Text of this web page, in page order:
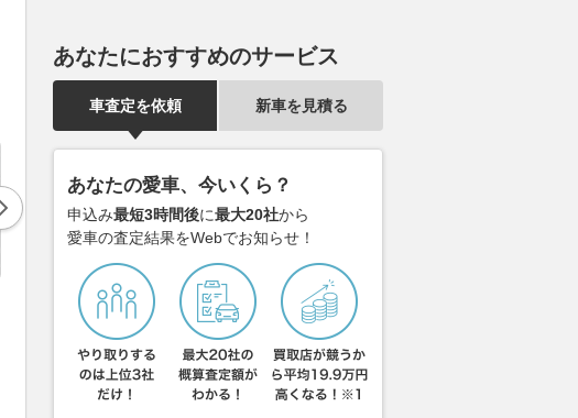
陸上兵器メーカーが艦艇に本格
参入!? 重火力な「次世代万能
フリゲート」を考案！ 北米に
アピール開始
乗りものニュース
アウディ新型「A6スポーツバ
ック e-tron」で東京から京都
へ 往復1000km級ロングランで
見えた最新EVの実力とは
2026.08.07 くるまのニュース
あなたにおすすめのサービス
車査定を依頼 新車を見積る
あなたの愛車、今いくら？
申込み最短3時間後に最大20社から
愛車の査定結果をWebでお知らせ！